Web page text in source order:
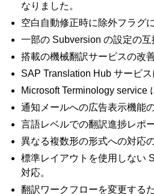
なりました。
空白自動修正時に除外フラグ
一部の Subversion の設定の互
搭載の機械翻訳サービスの改善
SAP Translation Hub サービス
Microsoft Terminology service
通知メールへの広告表示機能の
言語レベルでの翻訳進捗レポ
異なる複数形の形式への対応の
標準レイアウトを使用しない
対応。
翻訳ワークフローを変更する